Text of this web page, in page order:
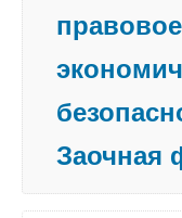
Заочная